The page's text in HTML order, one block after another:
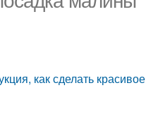
как сделать красивое